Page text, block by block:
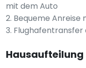
mit dem Auto
2. Bequeme Anreise
3. Flughafentransfer
Hausaufteilung